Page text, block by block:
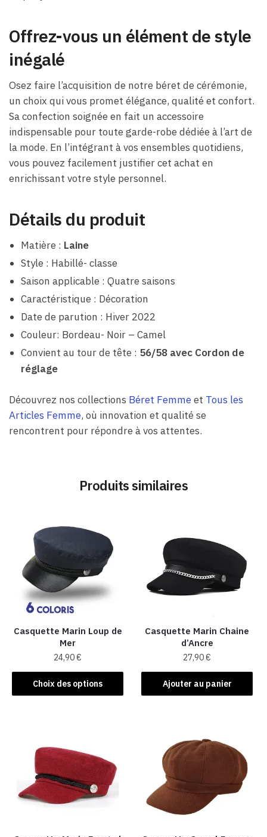
Offrez-vous un élément de style
inégalé
Osez faire l’acquisition de notre béret de cérémonie,
un choix qui vous promet élégance, qualité et confort.
Sa confection soignée en fait un accessoire
indispensable pour toute garde-robe dédiée à l’art de
la mode. En l’intégrant à vos ensembles quotidiens,
vous pouvez facilement justifier cet achat en
enrichissant votre style personnel.
Détails du produit
Matière : Laine
Style : Habillé- classe
Saison applicable : Quatre saisons
Caractéristique : Décoration
Date de parution : Hiver 2022
Couleur: Bordeau- Noir – Camel
Convient au tour de tête : 56/58 avec Cordon de
réglage
Découvrez nos collections Béret Femmeet Tous les
Articles Femme, où innovation et qualité se
rencontrent pour répondre à vos attentes.
Produits similaires
Casquette Marin Loup de
Mer
24,90€
Choix des options
Ce
produit
Les
options
peuvent
être
Casquette Marin Chaine
d’Ancre
27,90€
Ajouter au panier